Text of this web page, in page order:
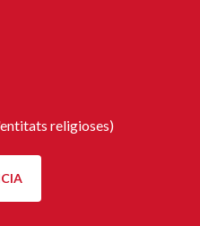
religioses)